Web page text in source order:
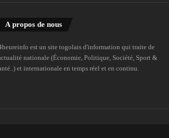
A propos de nous
est un site togolais d'information qui traite de
nationale (Économie, Politique, Société, Sport &
et internationale en temps réel et en continu.